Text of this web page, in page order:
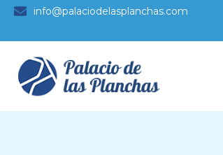
info@palaciodelasplanchas.com